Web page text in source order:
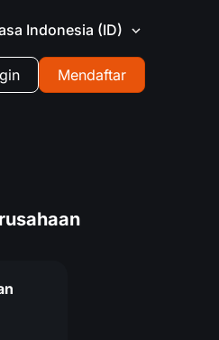
Indonesia (ID)
Mendaftar